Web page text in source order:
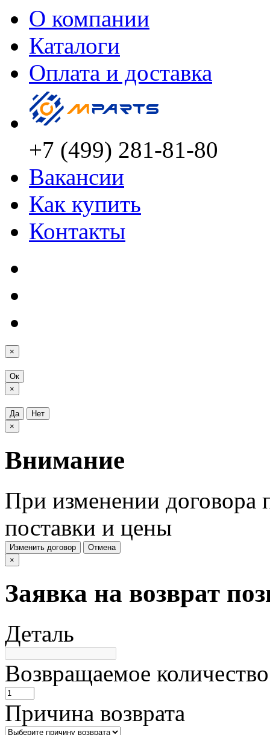
О компании
Каталоги
Оплата и доставка
+7 (499) 281-81-80
Вакансии
Как купить
Контакты
×
Ок
×
Да
Нет
×
Внимание
При изменении договора
поставки и цены
Изменить договор
Отмена
×
Заявка на возврат
Деталь
Возвращаемое количество
Причина возврата